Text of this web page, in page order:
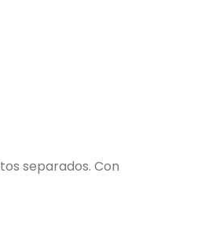
separados. Con